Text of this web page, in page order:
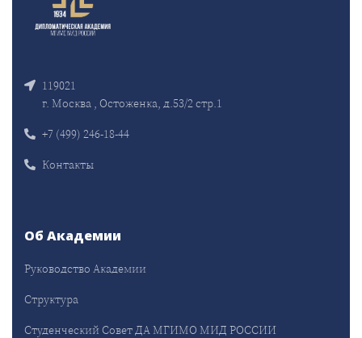
119021
г. Москва , Остоженка, д.53/2 стр.1
+7 (499) 246-18-44
Контакты
Об Академии
Руководство Академии
Структура
Студенческий Совет ДА МГИМО МИД РОССИИ